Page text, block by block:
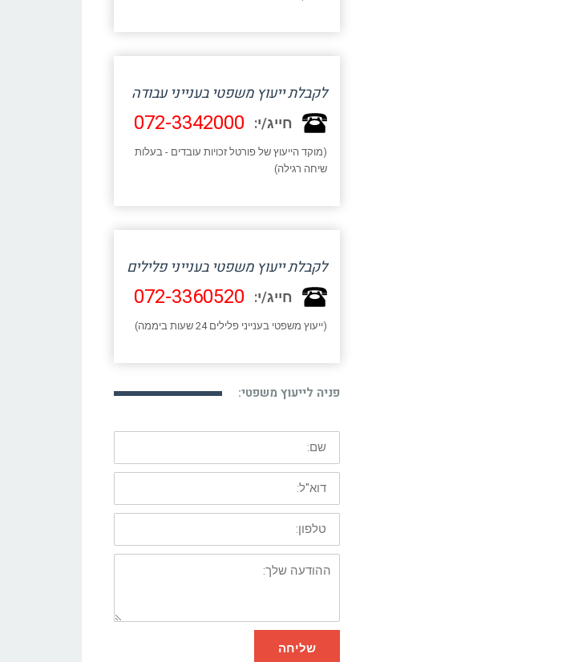
לקבלת ייעוץ משפטי בענייני עבודה
חייג/י: 072-3342000
(מוקד הייעוץ של פורטל זכויות עובדים - בעלות
שיחה רגילה)
לקבלת ייעוץ משפטי בענייני פלילים
חייג/י: 072-3360520
(ייעוץ משפטי בענייני פלילים 24 שעות ביממה)
פניה לייעוץ משפטי:
שם:
דוא"ל:
טלפון:
ההודעה
שלך:
שליחה